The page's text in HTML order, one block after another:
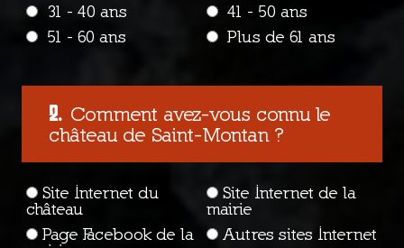
31 - 40 ans
41 - 50 ans
51 - 60 ans
Plus de 61 ans
Comment avez-vous connu le
château de Saint-Montan ?
Site Internet du
château
Site Internet de la
mairie
Page Facebook de la
Autres sites Internet